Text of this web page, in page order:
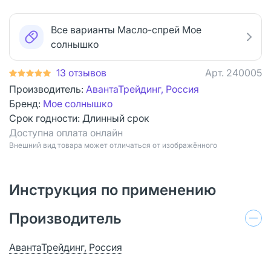
Все варианты Масло-спрей Мое
солнышко
13 отзывов Арт. 240005
Производитель: АвантаТрейдинг, Россия
Бренд: Мое солнышко
Срок годности: Длинный срок
Доступна оплата онлайн
Bнешний вид товара может отличаться от изображённого
Инструкция по применению
Производитель
АвантаТрейдинг, Россия